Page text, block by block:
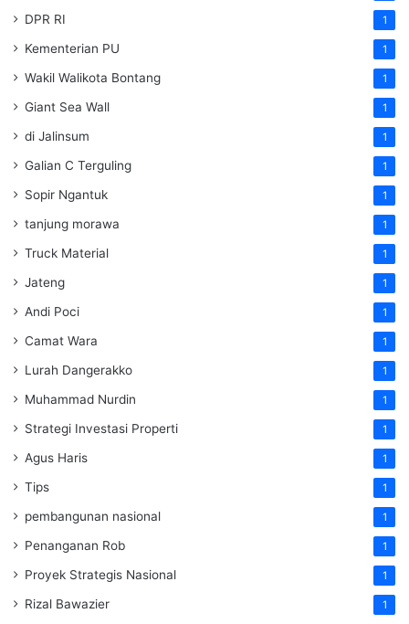
DPR RI 1
Kementerian PU 1
Wakil Walikota Bontang 1
Giant Sea Wall 1
di Jalinsum 1
Galian C Terguling 1
Sopir Ngantuk 1
tanjung morawa 1
Truck Material 1
Jateng 1
Andi Poci 1
Camat Wara 1
Lurah Dangerakko 1
Muhammad Nurdin 1
Strategi Investasi Properti 1
Agus Haris 1
Tips 1
pembangunan nasional 1
Penanganan Rob 1
Proyek Strategis Nasional 1
Rizal Bawazier 1